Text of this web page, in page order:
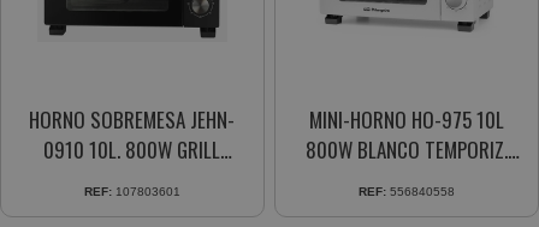
HORNO SOBREMESA JEHN-
0910 10L. 800W GRILL
TEMPORIZADOR 30 MIN.
BANDEJA
REF: 107803601
MINI-HORNO HO-975 10L
800W BLANCO TEMPORIZ.
30MIN.
REF: 556840558